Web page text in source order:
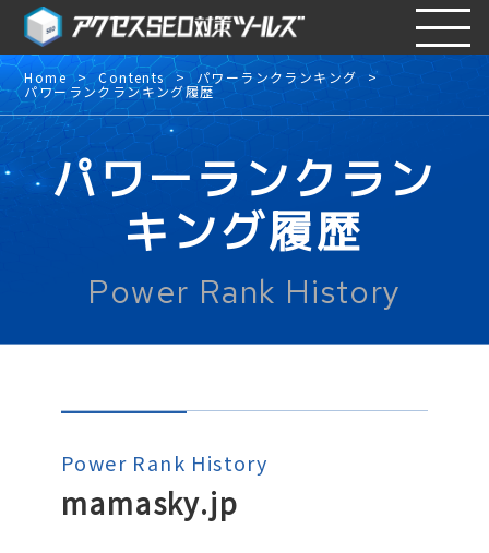
Home Contents パワーランクランキング
パワーランクランキング履歴
パワーランクラン
キング履歴
Power Rank History
Power Rank History
mamasky.jp